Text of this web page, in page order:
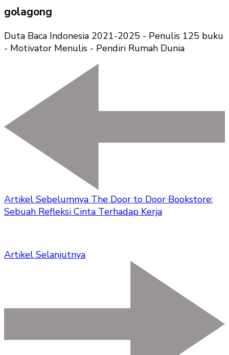
golagong
Duta Baca Indonesia 2021-2025 - Penulis 125 buku
- Motivator Menulis - Pendiri Rumah Dunia
Artikel Sebelumnya The Door to Door Bookstore:
Sebuah Refleksi Cinta Terhadap Kerja
Artikel Selanjutnya